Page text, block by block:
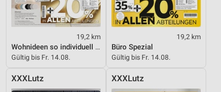
19,2 km
Wohnideen so individuell wie du!
Gültig bis Fr. 14.08.
19,2 km
Büro Spezial
Gültig bis Fr. 14.08.
XXXLutz XXXLutz